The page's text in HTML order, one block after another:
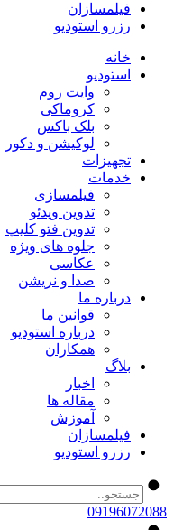
فیلمسازان
رزرو استودیو
خانه
استودیو
وایت روم
کروماکی
بلک باکس
لوکیشن و دکور
تجهیزات
خدمات
فیلمسازی
تدوین ویدئو
تدوین فتو کلیپ
جلوه های ویژه
عکاسی
صدا و نریشن
درباره ما
قوانین ما
درباره استودیو
همکاران
بلاگ
اخبار
مقاله ها
آموزش
فیلمسازان
رزرو استودیو
09196072088